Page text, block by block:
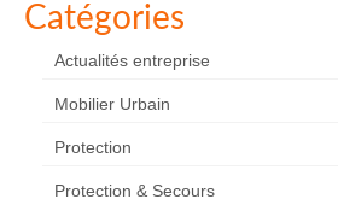
Catégories
Actualités entreprise
Mobilier Urbain
Protection
Protection & Secours